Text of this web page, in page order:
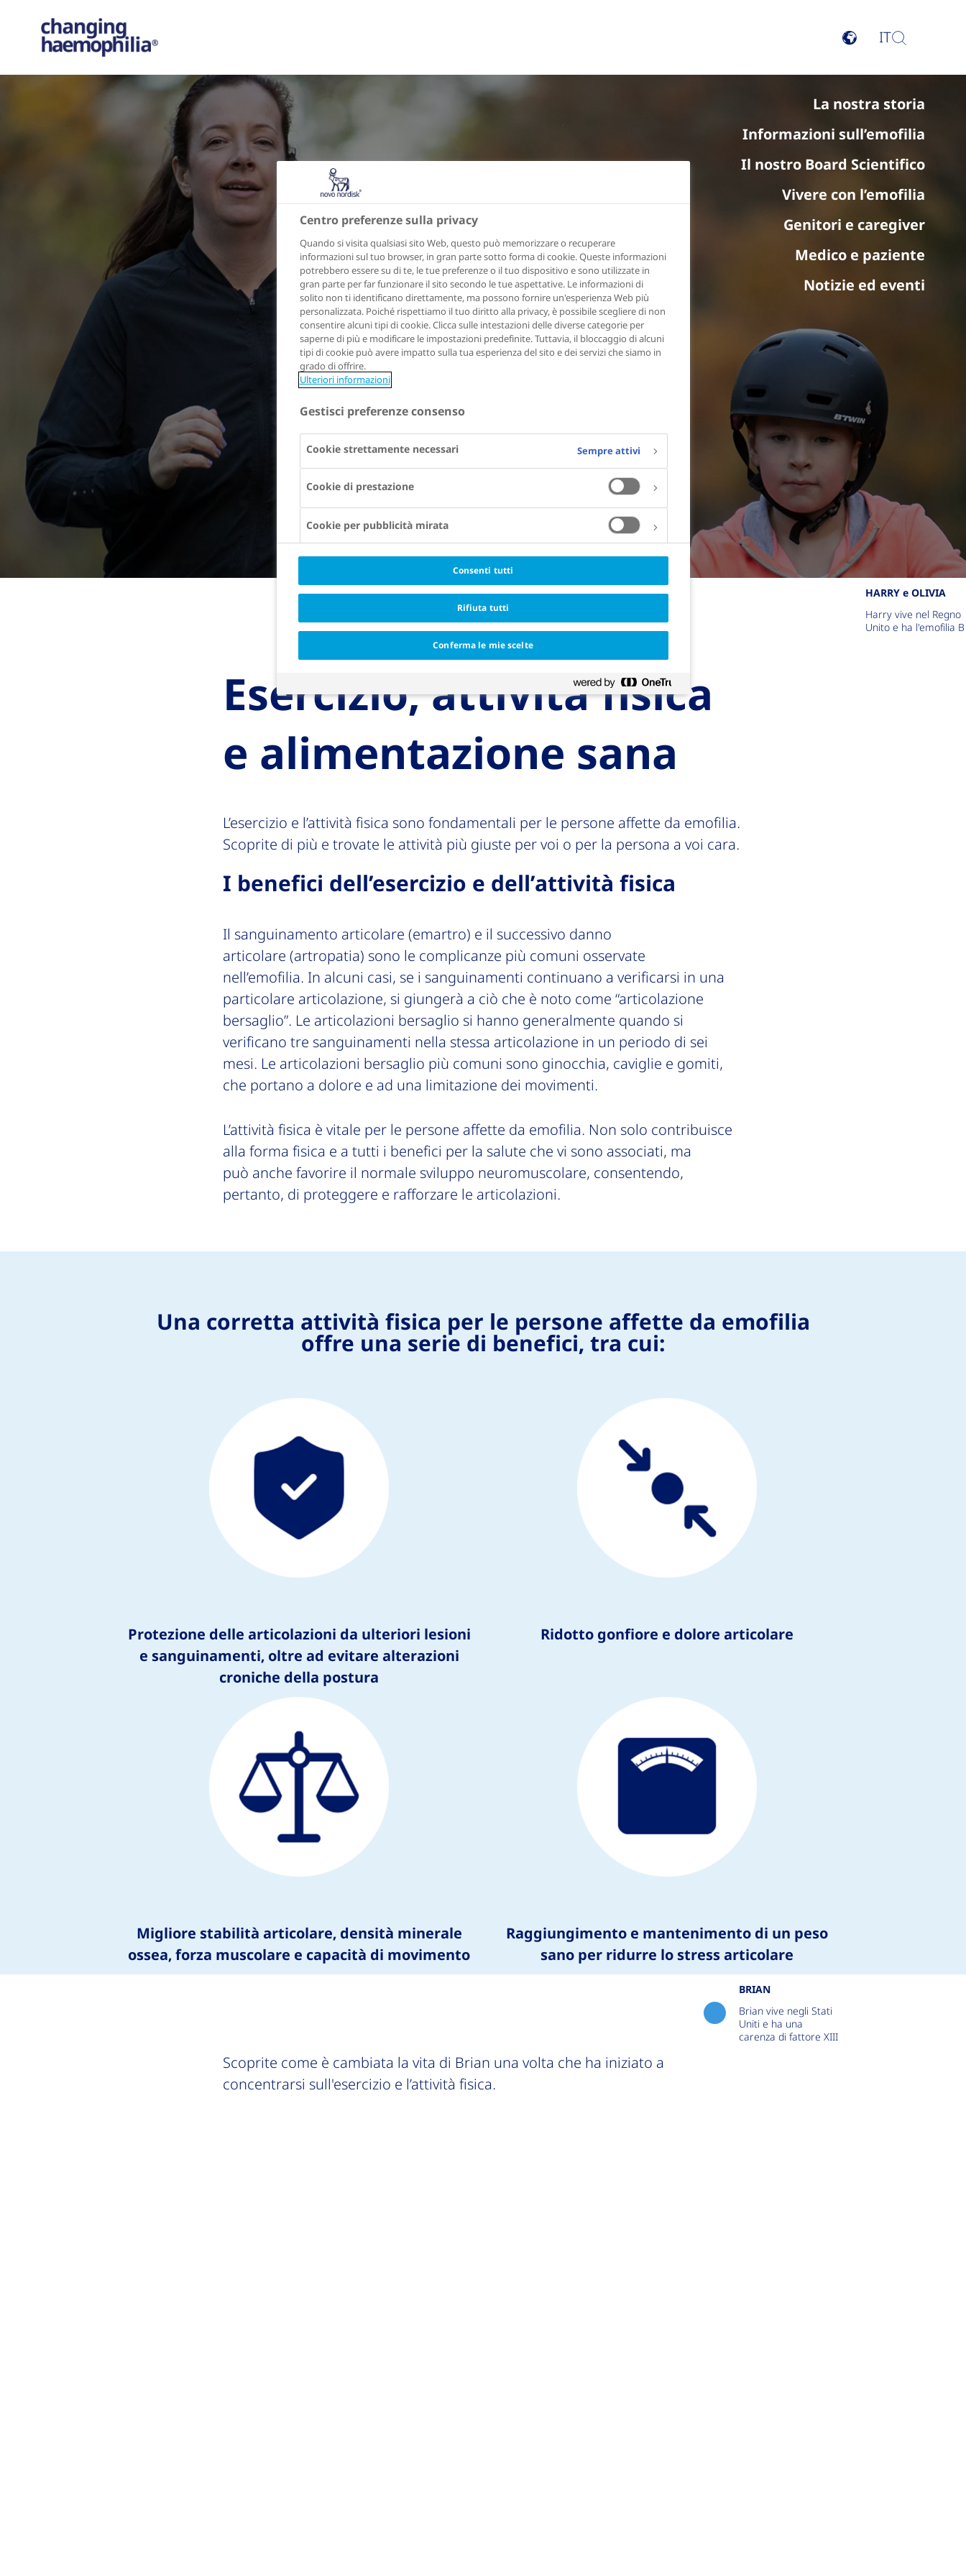
La nostra storia
Informazioni sull’emofilia
Il nostro Board Scientifico
Vivere con l’emofilia
Genitori e caregiver
Medico e paziente
Notizie ed eventi
IT
HARRY e OLIVIA
Harry vive nel Regno
Unito e ha l'emofilia B
Esercizio, attività fisica
e alimentazione sana
L’esercizio e l’attività fisica sono fondamentali per le persone affette da emofilia.
Scoprite di più e trovate le attività più giuste per voi o per la persona a voi cara.
I benefici dell’esercizio e dell’attività fisica
Il sanguinamento articolare (emartro) e il successivo danno
articolare (artropatia) sono le complicanze più comuni osservate
nell’emofilia. In alcuni casi, se i sanguinamenti continuano a verificarsi in una
particolare articolazione, si giungerà a ciò che è noto come “articolazione
bersaglio”. Le articolazioni bersaglio si hanno generalmente quando si
verificano tre sanguinamenti nella stessa articolazione in un periodo di sei
mesi. Le articolazioni bersaglio più comuni sono ginocchia, caviglie e gomiti,
che portano a dolore e ad una limitazione dei movimenti.
L’attività fisica è vitale per le persone affette da emofilia. Non solo contribuisce
alla forma fisica e a tutti i benefici per la salute che vi sono associati, ma
può anche favorire il normale sviluppo neuromuscolare, consentendo,
pertanto, di proteggere e rafforzare le articolazioni.
Una corretta attività fisica per le persone affette da emofilia
offre una serie di benefici, tra cui:
Protezione delle articolazioni da ulteriori lesioni
e sanguinamenti, oltre ad evitare alterazioni
croniche della postura
Ridotto gonfiore e dolore articolare
Migliore stabilità articolare, densità minerale
ossea, forza muscolare e capacità di movimento
Raggiungimento e mantenimento di un peso
sano per ridurre lo stress articolare
BRIAN
Brian vive negli Stati
Uniti e ha una
carenza di fattore XIII
Scoprite come è cambiata la vita di Brian una volta che ha iniziato a
concentrarsi sull'esercizio e l’attività fisica.
Centro preferenze sulla privacy
Quando si visita qualsiasi sito Web, questo può memorizzare o recuperare
informazioni sul tuo browser, in gran parte sotto forma di cookie. Queste informazioni
potrebbero essere su di te, le tue preferenze o il tuo dispositivo e sono utilizzate in
gran parte per far funzionare il sito secondo le tue aspettative. Le informazioni di
solito non ti identificano direttamente, ma possono fornire un'esperienza Web più
personalizzata. Poiché rispettiamo il tuo diritto alla privacy, è possibile scegliere di non
consentire alcuni tipi di cookie. Clicca sulle intestazioni delle diverse categorie per
saperne di più e modificare le impostazioni predefinite. Tuttavia, il bloccaggio di alcuni
tipi di cookie può avere impatto sulla tua esperienza del sito e dei servizi che siamo in
grado di offrire.
Ulteriori informazioni
Gestisci preferenze consenso
Cookie strettamente necessari Sempre attivi
Cookie di prestazione
Cookie per pubblicità mirata
Consenti tutti
Rifiuta tutti
Conferma le mie scelte